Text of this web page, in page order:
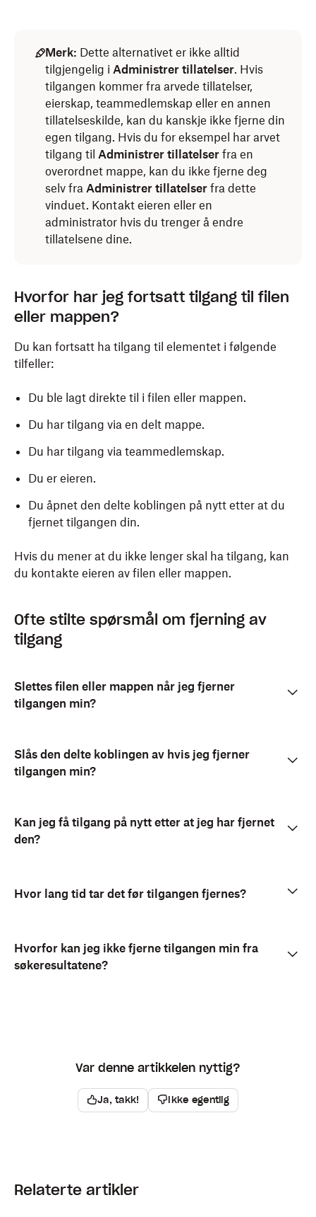
Merk: Dette alternativet er ikke alltid
tilgjengelig i Administrer tillatelser. Hvis
tilgangen kommer fra arvede tillatelser,
eierskap, teammedlemskap eller en annen
tillatelseskilde, kan du kanskje ikke fjerne din
egen tilgang. Hvis du for eksempel har arvet
tilgang til Administrer tillatelser fra en
overordnet mappe, kan du ikke fjerne deg
selv fra Administrer tillatelser fra dette
vinduet. Kontakt eieren eller en
administrator hvis du trenger å endre
tillatelsene dine.
Hvorfor har jeg fortsatt tilgang til filen
eller mappen?
Du kan fortsatt ha tilgang til elementet i følgende
tilfeller:
Du ble lagt direkte til i filen eller mappen.
Du har tilgang via en delt mappe.
Du har tilgang via teammedlemskap.
Du er eieren.
Du åpnet den delte koblingen på nytt etter at du
fjernet tilgangen din.
Hvis du mener at du ikke lenger skal ha tilgang, kan
du kontakte eieren av filen eller mappen.
Ofte stilte spørsmål om fjerning av
tilgang
Slettes filen eller mappen når jeg fjerner
tilgangen min?
Slås den delte koblingen av hvis jeg fjerner
tilgangen min?
Kan jeg få tilgang på nytt etter at jeg har fjernet
den?
Hvor lang tid tar det før tilgangen fjernes?
Hvorfor kan jeg ikke fjerne tilgangen min fra
søkeresultatene?
Var denne artikkelen nyttig?
Ja, takk! Ikke egentlig
Relaterte artikler